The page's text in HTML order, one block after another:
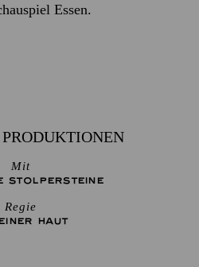
Essen.
Mit
STOLPER­STEINE
Regie
HAUT